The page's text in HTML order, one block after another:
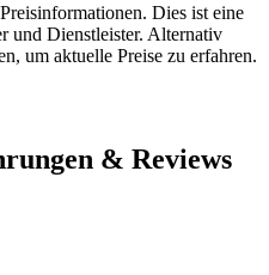
Dies ist eine
und Dienstleister. Alternativ
um aktuelle Preise zu erfahren.
& Reviews